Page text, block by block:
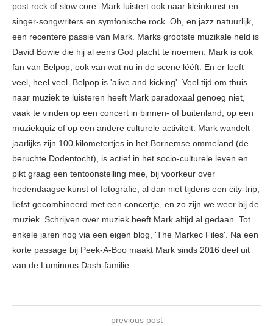
post rock of slow core. Mark luistert ook naar kleinkunst en
singer-songwriters en symfonische rock. Oh, en jazz natuurlijk,
een recentere passie van Mark. Marks grootste muzikale held is
David Bowie die hij al eens God placht te noemen. Mark is ook
fan van Belpop, ook van wat nu in de scene lééft. En er leeft
veel, heel veel. Belpop is 'alive and kicking'. Veel tijd om thuis
naar muziek te luisteren heeft Mark paradoxaal genoeg niet,
vaak te vinden op een concert in binnen- of buitenland, op een
muziekquiz of op een andere culturele activiteit. Mark wandelt
jaarlijks zijn 100 kilometertjes in het Bornemse ommeland (de
beruchte Dodentocht), is actief in het socio-culturele leven en
pikt graag een tentoonstelling mee, bij voorkeur over
hedendaagse kunst of fotografie, al dan niet tijdens een city-trip,
liefst gecombineerd met een concertje, en zo zijn we weer bij de
muziek. Schrijven over muziek heeft Mark altijd al gedaan. Tot
enkele jaren nog via een eigen blog, 'The Markec Files'. Na een
korte passage bij Peek-A-Boo maakt Mark sinds 2016 deel uit
van de Luminous Dash-familie.
previous post